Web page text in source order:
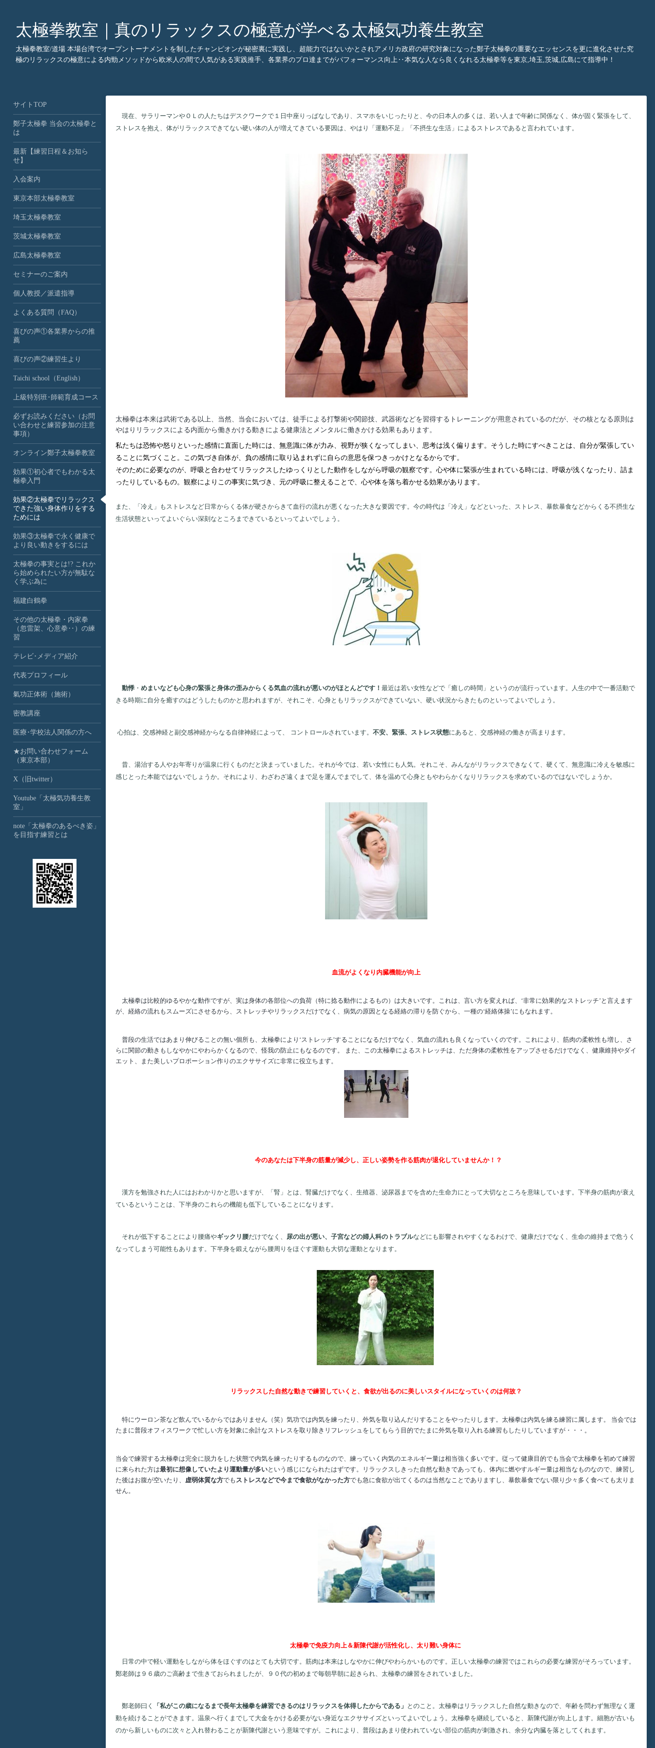
太極拳教室｜真のリラックスの極意が学べる太極気功養生教室
太極拳教室/道場 本場台湾でオープントーナメントを制したチャンピオンが秘密裏に実践し、超能力ではないかとされアメリカ政府の研究対象になった鄭子太極拳の重要なエッセンスを更に進化させた究
極のリラックスの極意による内勁メソッドから欧米人の間で人気がある実践推手、各業界のプロ達までがパフォーマンス向上‥本気な人なら良くなれる太極拳等を東京,埼玉,茨城,広島にて指導中！
現在、サラリーマンやＯＬの人たちはデスクワークで１日中座りっぱなしであり、スマホをいじったりと、今の日本人の多くは、若い人まで年齢に関係なく、体が固く緊張をして、
ストレスを抱え、体がリラックスできてない硬い体の人が増えてきている要因は、やはり「運動不足」「不摂生な生活」によるストレスであると言われています。
太極拳は本来は武術である以上、当然、当会においては、徒手による打撃術や関節技、武器術などを習得するトレーニングが用意されているのだが、その核となる原則は
やはりリラックスによる内面から働きかける動きによる健康法とメンタルに働きかける効果もあります。
私たちは恐怖や怒りといった感情に直面した時には、無意識に体が力み、視野が狭くなってしまい、思考は浅く偏ります。そうした時にすべきことは、自分が緊張してい
ることに気づくこと。この気づき自体が、負の感情に取り込まれずに自らの意思を保つきっかけとなるからです。
そのために必要なのが、呼吸と合わせてリラックスしたゆっくりとした動作をしながら呼吸の観察です。心や体に緊張が生まれている時には、呼吸が浅くなったり、詰ま
ったりしているもの。観察によりこの事実に気づき、元の呼吸に整えることで、心や体を落ち着かせる効果があります。
また、「冷え」もストレスなど日常からくる体が硬さからきて血行の流れが悪くなった大きな要因です。今の時代は「冷え」などといった、ストレス、暴飲暴食などからくる不摂生な
生活状態といってよいぐらい深刻なところまできているといってよいでしょう。
動悸 ・ めまいなども心身の緊張と身体の歪みからくる気血の流れが悪いのがほとんどです！ 最近は若い女性などで「癒しの時間」というのが流行っています。人生の中で一番活動で
きる時期に自分を癒すのはどうしたものかと思われますが、それこそ、心身ともリラックスができていない、硬い状況からきたものといってよいでしょう。
心拍は、交感神経と副交感神経からなる自律神経によって、 コントロールされています。 不安、緊張、ストレス状態にあると、交感神経の働きが高まります。
昔、湯治する人やお年寄りが温泉に行くものだと決まっていました。それが今では、若い女性にも人気。それこそ、みんながリラックスできなくて、硬くて、無意識に冷えを敏感に
感じとった本能ではないでしょうか。それにより、わざわざ遠くまで足を運んでまでして、体を温めて心身ともやわらかくなりリラックスを求めているのではないでしょうか。
血流がよくなり内臓機能が向上
太極拳は比較的ゆるやかな動作ですが、実は身体の各部位への負荷（特に捻る動作によるもの）は大きいです。これは、言い方を変えれば、‘非常に効果的なストレッチ’と言えます
が、経絡の流れもスムーズにさせるから、ストレッチやリラックスだけでなく、病気の原因となる経絡の滞りを防ぐから、一種の‘経絡体操’にもなれます。
普段の生活ではあまり伸びることの無い個所も、太極拳により‘ストレッチ’することになるだけでなく、気血の流れも良くなっていくのです。これにより、筋肉の柔軟性も増し、さ
らに関節の動きもしなやかにやわらかくなるので、怪我の防止にもなるのです。 また、この太極拳によるストレッチは、ただ身体の柔軟性をアップさせるだけでなく、健康維持やダイ
エット、また美しいプロポーション作りのエクササイズに非常に役立ちます。
今のあなたは下半身の筋量が減少し、正しい姿勢を作る筋肉が退化していませんか！？
漢方を勉強された人にはおわかりかと思いますが、「腎」とは、腎臓だけでなく、生殖器、泌尿器までを含めた生命力にとって大切なところを意味しています。下半身の筋肉が衰え
ているということは、下半身のこれらの機能も低下していることになります。
それが低下することにより腰痛やギックリ腰だけでなく、 尿の出が悪い、子宮などの婦人科のトラブルなどにも影響されやすくなるわけで、健康だけでなく、生命の維持まで危うく
なってしまう可能性もあります。下半身を鍛えながら腰周りをほぐす運動も大切な運動となります。
リラックスした自然な動きで練習していくと、食欲が出るのに美しいスタイルになっていくのは何故？
特にウーロン茶など飲んでいるからではありません（笑） 気功では内気を練ったり、外気を取り込んだりすることをやったりします。太極拳は内気を練る練習に属します。
当会では
たまに普段オフィスワークで忙しい方を対象に余計なストレスを取り除きリフレッシュをしてもらう目的でたまに外気を取り入れる練習もしたりしていますが・・・。
当会で練習する太極拳は完全に脱力をした状態で内気を練ったりするものなので、練っていく内気のエネルギー量は相当強く多いです。従って健康目的でも当会で太極拳を初めて練習
に来られた方は最初に想像していたより運動量が多いという感じになられたはずです。リラックスしきった自然な動きであっても、体内に燃やすルギー量は相当なものなので、練習し
た後はお腹が空いたり、 虚弱体質な方でも ストレスなどで今まで食欲がなかった方でも急に食欲が出てくるのは当然なことでありますし、暴飲暴食でない限り少々多く食べても太りま
せん。
太極拳で免疫力向上＆新陳代謝が活性化し、太り難い身体に
日常の中で軽い運動をしながら体をほぐすのはとても大切です。筋肉は本来はしなやかに伸びやわらかいものです。正しい太極拳の練習ではこれらの必要な練習がそろっています。
鄭老師は９６歳のご高齢まで生きておられましたが、９０代の初めまで毎朝早朝に起きられ、太極拳の練習をされていました。
鄭老師曰く 「私がこの歳になるまで長年太極拳を練習できるのはリラックスを体得したからである」 とのこと。太極拳はリラックスした自然な動きなので、年齢を問わず無理なく運
動を続けることができます。温泉へ行くまでして大金をかける必要がない身近なエクササイズといってよいでしょう。 太極拳を継続していると、新陳代謝が向上します。 細胞が古いも
のから新しいものに次々と入れ替わることが新陳代謝という意味ですが。 これにより、普段はあまり使われていない部位の筋肉が刺激され、余分な内臓を落としてくれます。
サイトTOP
鄭子太極拳 当会の太極拳と
は
最新【練習日程＆お知ら
せ】
入会案内
東京本部太極拳教室
埼玉太極拳教室
茨城太極拳教室
広島太極拳教室
セミナーのご案内
個人教授／派遣指導
よくある質問（FAQ）
喜びの声①各業界からの推
薦
喜びの声②練習生より
Taichi school（English）
上級特別班･師範育成コース
必ずお読みください（お問
い合わせと練習参加の注意
事項）
オンライン鄭子太極拳教室
効果①初心者でもわかる太
極拳入門
効果②太極拳でリラックス
できた強い身体作りをする
ためには
効果③太極拳で永く健康で
より良い動きをするには
太極拳の事実とは!? これか
ら始められたい方が無駄な
く学ぶ為に
福建白鶴拳
その他の太極拳・内家拳
（忽雷架、心意拳‥）の練
習
テレビ･メディア紹介
代表プロフィール
氣功正体術（施術）
密教講座
医療･学校法人関係の方へ
★お問い合わせフォーム
（東京本部）
X（旧twitter）
Youtube「太極気功養生教
室」
note「太極拳のあるべき姿」
を目指す練習とは